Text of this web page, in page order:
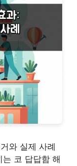
와 실제 사례
코 답답함 해